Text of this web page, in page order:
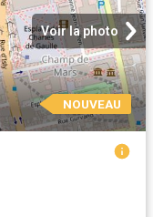
Voir la photo
NOUVEAU